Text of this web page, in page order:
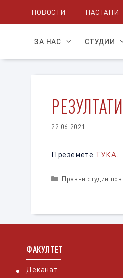
НОВОСТИ НАСТАНИ
ЗА НАС СТУДИИ
22.06.2021
Преземете ТУКА.
Categories
Правни студии
ФАКУЛТЕТ
Деканат